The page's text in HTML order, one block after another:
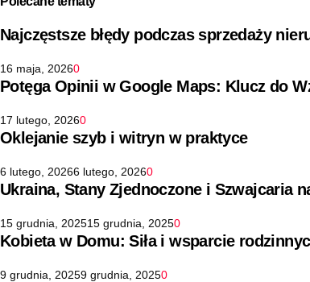
Najczęstsze błędy podczas sprzedaży
16 maja, 20260
Potęga Opinii w Google Maps: Klucz do
17 lutego, 20260
Oklejanie szyb i witryn w praktyce
6 lutego, 20266 lutego, 20260
Ukraina, Stany Zjednoczone i Szwajcaria
15 grudnia, 202515 grudnia, 20250
Kobieta w Domu: Siła i wsparcie
9 grudnia, 20259 grudnia, 20250